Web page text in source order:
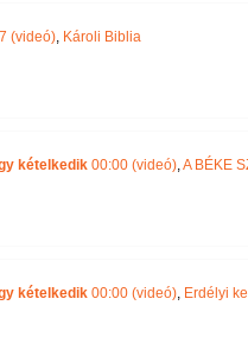
(videó), Károli Biblia
kételkedik 00:00 (videó),A BÉKE
kételkedik 00:00 (videó), Erdélyi